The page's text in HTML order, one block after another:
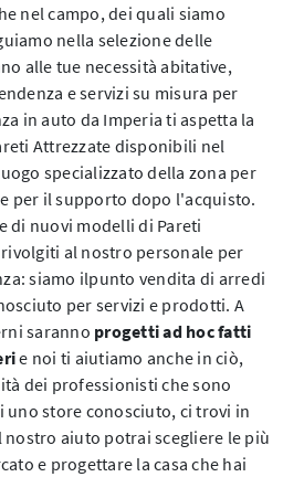
nel campo, dei quali siamo
nella selezione delle
alle tue necessità abitative,
e servizi su misura per
in auto da Imperia ti aspetta la
Attrezzate disponibili nel
specializzato della zona per
per il supporto dopo l'acquisto.
di nuovi modelli di Pareti
al nostro personale per
siamo ilpunto vendita di arredi
per servizi e prodotti. A
saranno progetti ad hoc fatti
e noi ti aiutiamo anche in ciò,
dei professionisti che sono
uno store conosciuto, ci trovi in
nostro aiuto potrai scegliere le più
e progettare la casa che hai